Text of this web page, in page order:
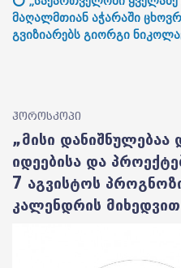
მაღალმთიან აჭარაში
გვიზიარებს გიორგი
ჰოროსკოპი
„მისი
იდეებისა და
7 აგვისტოს
კალენდრის მიხედვით